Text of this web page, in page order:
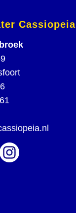
Cassiopeia